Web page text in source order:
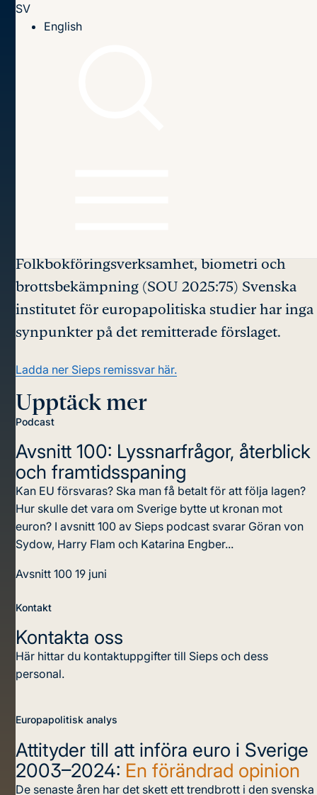
SV
English
Folkbokföringsverksamhet, biometri och
brottsbekämpning (SOU 2025:75) Svenska
institutet för europapolitiska studier har inga
synpunkter på det remitterade förslaget.
Ladda ner Sieps remissvar här.
Upptäck mer
Podcast
Avsnitt 100: Lyssnarfrågor, återblick
och framtidsspaning
Kan EU försvaras? Ska man få betalt för att följa lagen?
Hur skulle det vara om Sverige bytte ut kronan mot
euron? I avsnitt 100 av Sieps podcast svarar Göran von
Sydow, Harry Flam och Katarina Engber...
Avsnitt 100 19 juni
Kontakt
Kontakta oss
Här hittar du kontaktuppgifter till Sieps och dess
personal.
Europapolitisk analys
Attityder till att införa euro i Sverige
2003–2024: En förändrad opinion
De senaste åren har det skett ett trendbrott i den svenska